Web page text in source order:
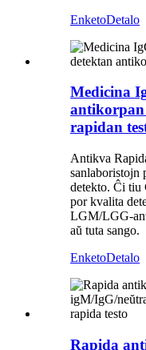
EnketoDetalo
Medicina
rapidan
Antikva
sanlaboristojn
detekto. Ĉi tiu
por kvalita
LGM/LGG-
aŭ tuta sango.
EnketoDetalo
Rapida